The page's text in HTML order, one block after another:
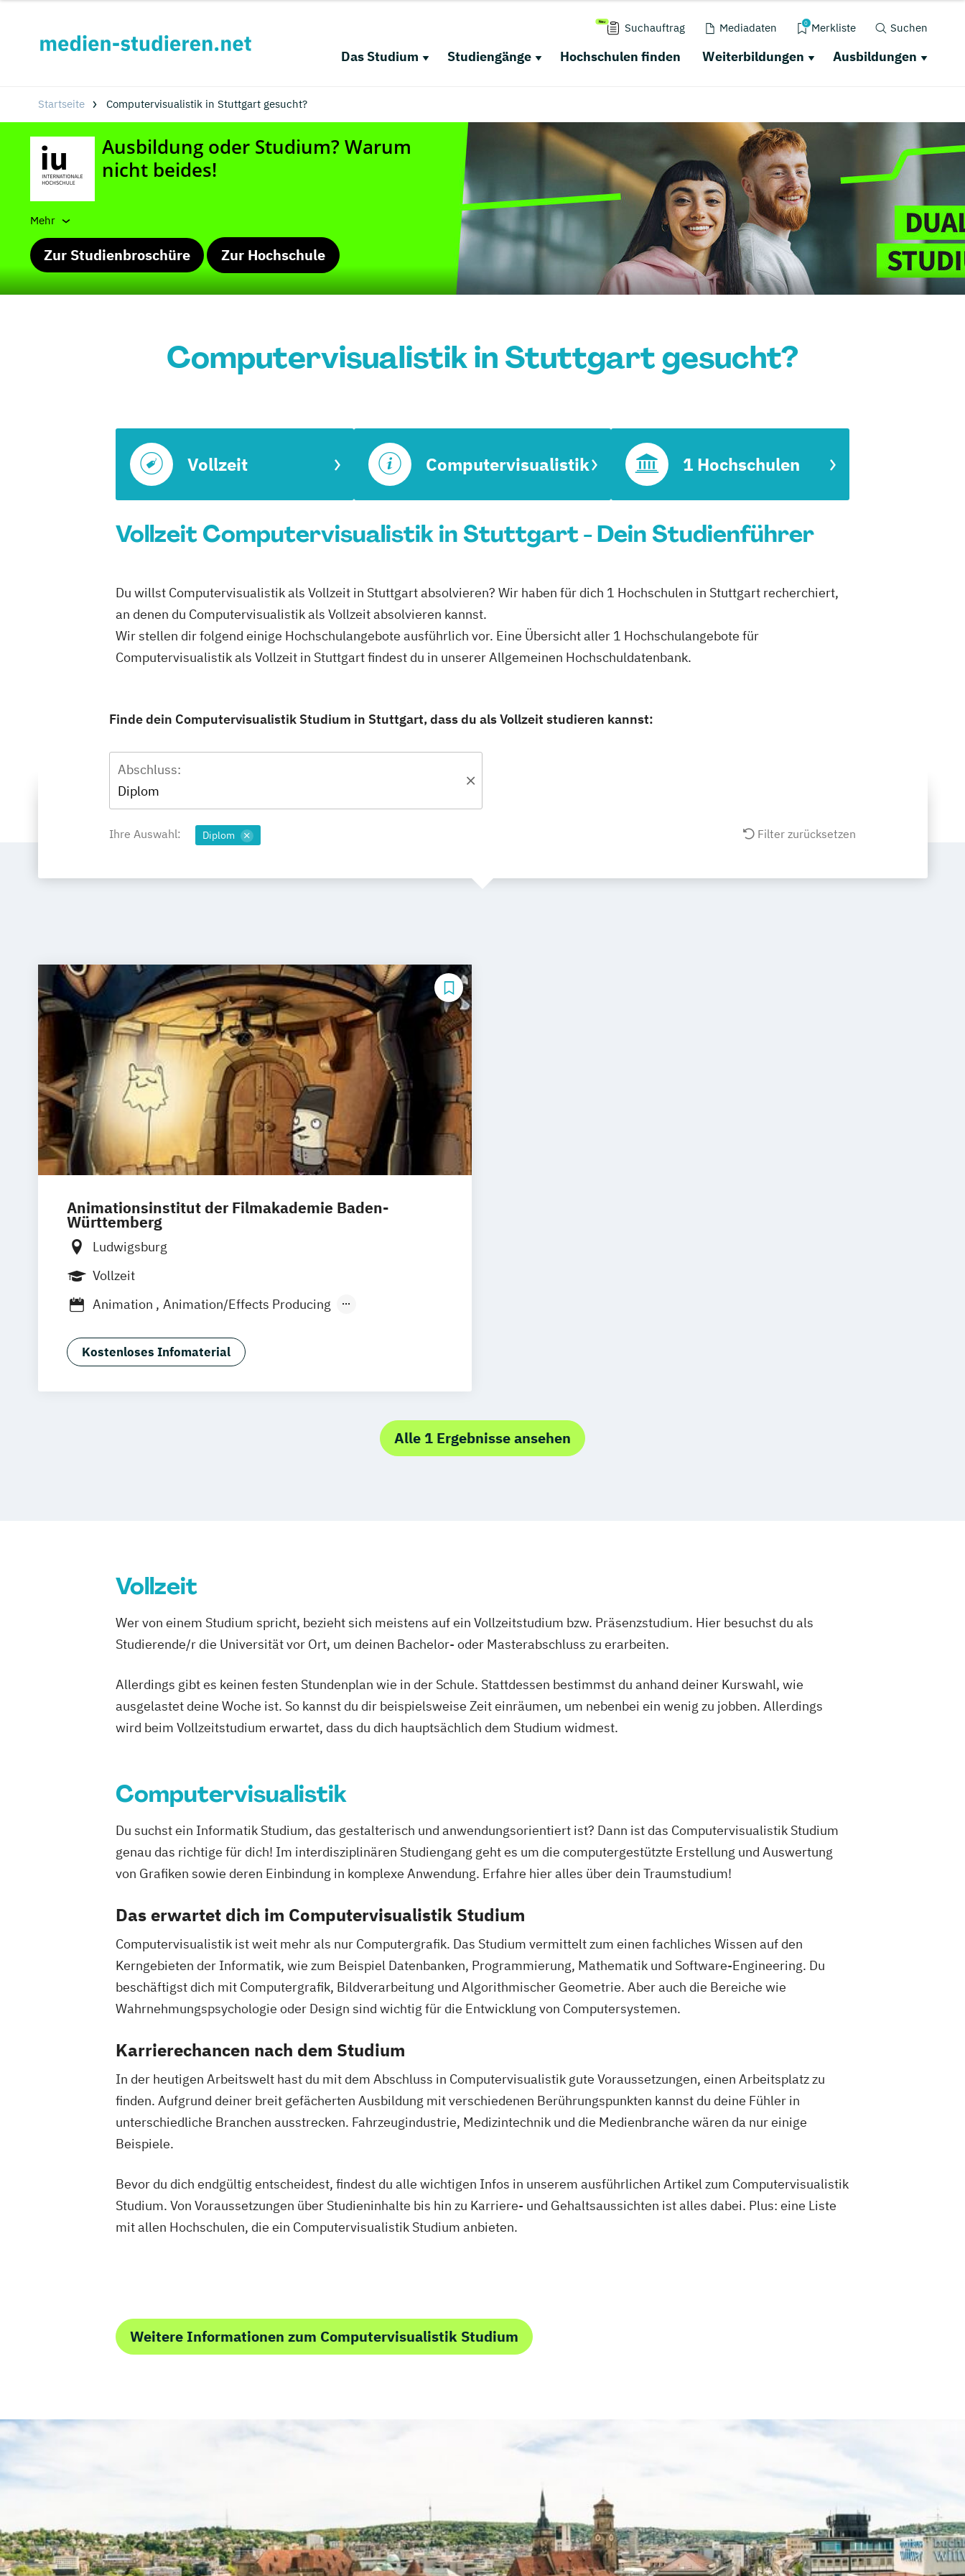
Suchauftrag Mediadaten 0 Merkliste Suchen
Das Studium Studiengänge Hochschulen finden Weiterbildungen Ausbildungen
Startseite Computervisualistik in Stuttgart gesucht?
Mehr
Zur Studienbroschüre Zur Hochschule
Computervisualistik in Stuttgart gesucht?
Vollzeit Computervisualistik 1 Hochschulen
Vollzeit Computervisualistik in Stuttgart - Dein Studienführer
Du willst Computervisualistik als Vollzeit in Stuttgart absolvieren? Wir haben für dich 1 Hochschulen in Stuttgart recherchiert,
an denen du Computervisualistik als Vollzeit absolvieren kannst.
Wir stellen dir folgend einige Hochschulangebote ausführlich vor. Eine Übersicht aller 1 Hochschulangebote für
Computervisualistik als Vollzeit in Stuttgart findest du in unserer Allgemeinen Hochschuldatenbank.
Finde dein Computervisualistik Studium in Stuttgart, dass du als Vollzeit studieren kannst:
Abschluss:
Diplom
Ihre Auswahl: Diplom Filter zurücksetzen
Animationsinstitut der Filmakademie Baden-
Württemberg
Ludwigsburg
Vollzeit
Animation
Animation/Effects Producing
Kostenloses Infomaterial
Alle 1 Ergebnisse ansehen
Vollzeit
Wer von einem Studium spricht, bezieht sich meistens auf ein Vollzeitstudium bzw. Präsenzstudium. Hier besuchst du als
Studierende/r die Universität vor Ort, um deinen Bachelor- oder Masterabschluss zu erarbeiten.
Allerdings gibt es keinen festen Stundenplan wie in der Schule. Stattdessen bestimmst du anhand deiner Kurswahl, wie
ausgelastet deine Woche ist. So kannst du dir beispielsweise Zeit einräumen, um nebenbei ein wenig zu jobben. Allerdings
wird beim Vollzeitstudium erwartet, dass du dich hauptsächlich dem Studium widmest.
Computervisualistik
Du suchst ein Informatik Studium, das gestalterisch und anwendungsorientiert ist? Dann ist das Computervisualistik Studium
genau das richtige für dich! Im interdisziplinären Studiengang geht es um die computergestützte Erstellung und Auswertung
von Grafiken sowie deren Einbindung in komplexe Anwendung. Erfahre hier alles über dein Traumstudium!
Das erwartet dich im Computervisualistik Studium
Computervisualistik ist weit mehr als nur Computergrafik. Das Studium vermittelt zum einen fachliches Wissen auf den
Kerngebieten der Informatik, wie zum Beispiel Datenbanken, Programmierung, Mathematik und Software-Engineering. Du
beschäftigst dich mit Computergrafik, Bildverarbeitung und Algorithmischer Geometrie. Aber auch die Bereiche wie
Wahrnehmungspsychologie oder Design sind wichtig für die Entwicklung von Computersystemen.
Karrierechancen nach dem Studium
In der heutigen Arbeitswelt hast du mit dem Abschluss in Computervisualistik gute Voraussetzungen, einen Arbeitsplatz zu
finden. Aufgrund deiner breit gefächerten Ausbildung mit verschiedenen Berührungspunkten kannst du deine Fühler in
unterschiedliche Branchen ausstrecken. Fahrzeugindustrie, Medizintechnik und die Medienbranche wären da nur einige
Beispiele.
Bevor du dich endgültig entscheidest, findest du alle wichtigen Infos in unserem ausführlichen Artikel zum Computervisualistik
Studium. Von Voraussetzungen über Studieninhalte bis hin zu Karriere- und Gehaltsaussichten ist alles dabei. Plus: eine Liste
mit allen Hochschulen, die ein Computervisualistik Studium anbieten.
Weitere Informationen zum Computervisualistik Studium